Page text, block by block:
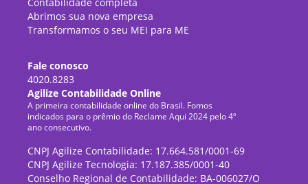
Contabilidade completa
Abrimos sua nova empresa
Transformamos o seu MEI para ME
Fale conosco
4020.8283
Agilize Contabilidade Online
A primeira contabilidade online do Brasil. Fomos
indicados para o prêmio do Reclame Aqui 2024 pelo 4º
ano consecutivo.
CNPJ Agilize Contabilidade: 17.664.581/0001-69
CNPJ Agilize Tecnologia: 17.187.385/0001-40
Conselho Regional de Contabilidade: BA-006027/O